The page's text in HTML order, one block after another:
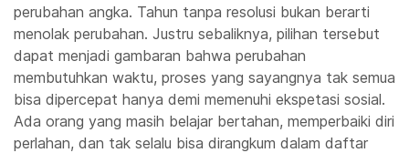
perubahan angka. Tahun tanpa resolusi bukan berarti
menolak perubahan. Justru sebaliknya, pilihan tersebut
dapat menjadi gambaran bahwa perubahan
membutuhkan waktu, proses yang sayangnya tak semua
bisa dipercepat hanya demi memenuhi ekspetasi sosial.
Ada orang yang masih belajar bertahan, memperbaiki diri
perlahan, dan tak selalu bisa dirangkum dalam daftar